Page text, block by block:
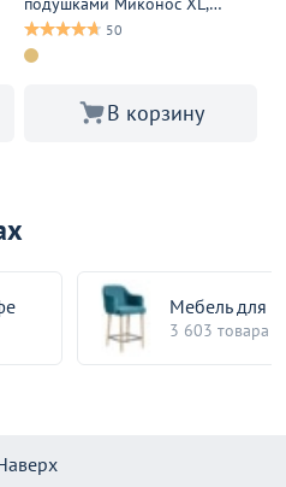
белый/ бежевый
50
В корзину
Мебель для
3 603 товара